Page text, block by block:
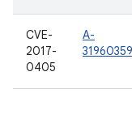
CVE-
2017-
0405
A-
31960359